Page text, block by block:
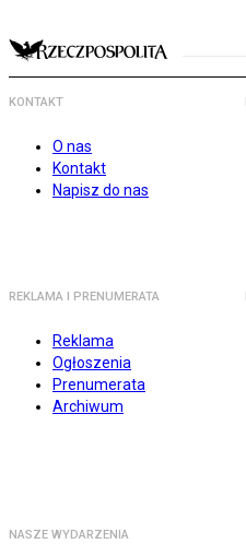
KONTAKT
O nas
Kontakt
Napisz do nas
REKLAMA I PRENUMERATA
Reklama
Ogłoszenia
Prenumerata
Archiwum
NASZE WYDARZENIA